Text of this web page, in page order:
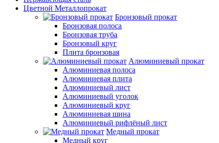
Цветной Металлопрокат
Бронзовый прокат
Бронзовая полоса
Бронзовая труба
Бронзовый круг
Плита бронзовая
Алюминиевый прокат
Алюминиевая полоса
Алюминиевая плита
Алюминиевый лист
Алюминиевый уголок
Алюминиевый круг
Алюминиевая шина
Алюминиевый рифлёный лист
Медный прокат
Медный круг